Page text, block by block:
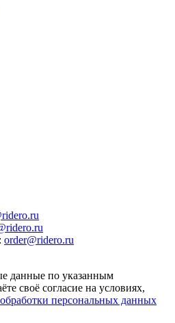
: order@ridero.ru
данные по указанным
своё согласие на условиях,
персональных данных